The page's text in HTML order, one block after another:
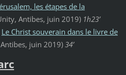
les étapes de la
Antibes, juin 2019)1h23’
Le Christ souverain dans le livre de
juin 2019)34’